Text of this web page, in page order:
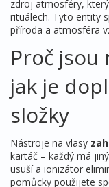
zdroj atmosféry,
rituálech. Tyto entity
příroda a atmosféra
Proč jsou
jak je
složky
Nástroje na vlasy
kartáč – každý má
usuší a ionizátor
pomůcky použijete